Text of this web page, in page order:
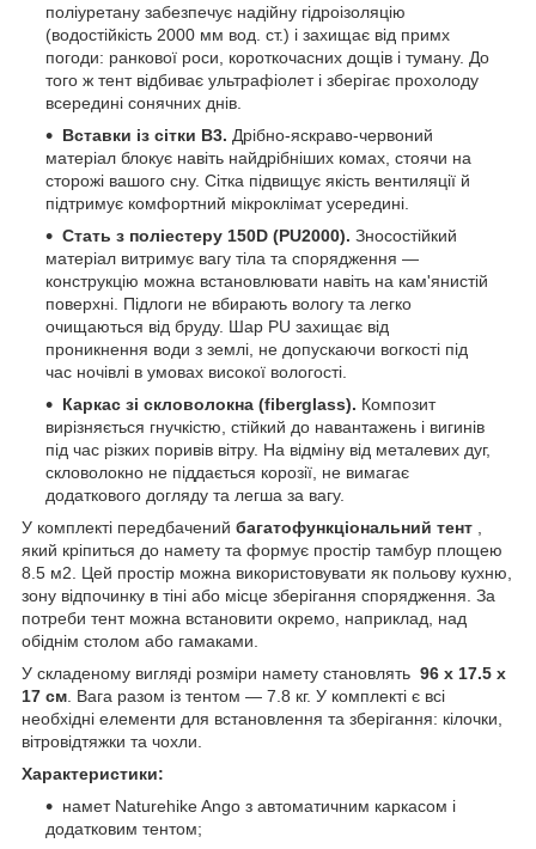
поліуретану забезпечує надійну гідроізоляцію
(водостійкість 2000 мм вод. ст.) і захищає від примх
погоди: ранкової роси, короткочасних дощів і туману. До
того ж тент відбиває ультрафіолет і зберігає прохолоду
всередині сонячних днів.
Вставки із сітки B3. Дрібно-яскраво-червоний
матеріал блокує навіть найдрібніших комах, стоячи на
сторожі вашого сну. Сітка підвищує якість вентиляції й
підтримує комфортний мікроклімат усередині.
Стать з поліестеру 150D (PU2000). Зносостійкий
матеріал витримує вагу тіла та спорядження —
конструкцію можна встановлювати навіть на кам'янистій
поверхні. Підлоги не вбирають вологу та легко
очищаються від бруду. Шар PU захищає від
проникнення води з землі, не допускаючи вогкості під
час ночівлі в умовах високої вологості.
Каркас зі скловолокна (fiberglass). Композит
вирізняється гнучкістю, стійкий до навантажень і вигинів
під час різких поривів вітру. На відміну від металевих дуг,
скловолокно не піддається корозії, не вимагає
додаткового догляду та легша за вагу.
У комплекті передбачений багатофункціональний тент
який кріпиться до намету та формує простір тамбур площею
8.5 м2. Цей простір можна використовувати як польову кухню,
зону відпочинку в тіні або місце зберігання спорядження. За
потреби тент можна встановити окремо, наприклад, над
обіднім столом або гамаками.
У складеному вигляді розміри намету становлять 96 х 17.5 х
17 см . Вага разом із тентом — 7.8 кг. У комплекті є всі
необхідні елементи для встановлення та зберігання: кілочки,
вітровідтяжки та чохли.
Характеристики:
намет Naturehike Ango з автоматичним каркасом і
додатковим тентом;